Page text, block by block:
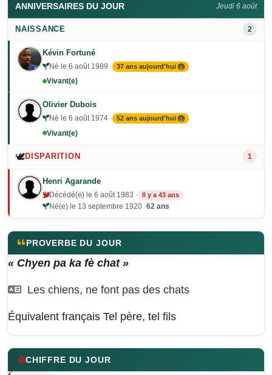
ANNIVERSAIRES DU JOUR Jeudi 6 août
NAISSANCE 2
Kévin Fortuné
Né le 6 août 1989 · 37 ans aujourd'hui 🎂
Vivant(e)
Olivier Dubois
Né le 6 août 1974 · 52 ans aujourd'hui 🎂
Vivant(e)
🕊️DISPARITION 1
Henri Agarande
Décédé(e) le 6 août 1983 · Il y a 43 ans
Né(e) le 13 septembre 1920 ·62 ans
PROVERBE DU JOUR
« Chyen pa ka fè chat »
Les chiens, ne font pas des chats
Équivalent français Tel père, tel fils
CHIFFRE DU JOUR